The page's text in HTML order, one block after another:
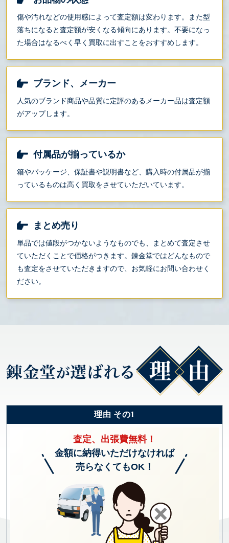
傷や汚れなどの使用感によって査定額は変わります。また型
落ちになると査定額が安くなる傾向にあります。不要になっ
た場合はなるべく早く買取に出すことをおすすめします。
ブランド、メーカー
人気のブランド商品や品質に定評のあるメーカー品は査定額
がアップします。
付属品が揃っているか
箱やパッケージ、保証書や説明書など、購入時の付属品が揃
っているものは高く買取をさせていただいています。
まとめ売り
単品では値段がつかないようなものでも、まとめて査定させ
ていただくことで価格がつきます。錬金堂ではどんなもので
も査定をさせていただきますので、お気軽にお問い合わせく
ださい。
理由 その1
査定、出張費無料！
金額に納得いただけなければ
売らなくてもOK！